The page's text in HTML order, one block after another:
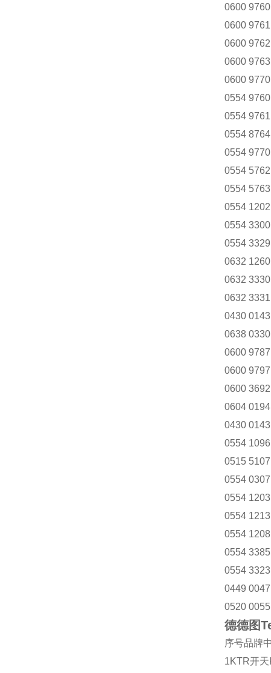
0600 9760
0600 9761
0600 9762
0600 9763
0600 9770
0554 9760
0554 9761
0554 8764
0554 9770
0554 5762
0554 5763
0554 1202
0554 3300
0554 3329
0632 1260
0632 3330
0632 3331
0430 0143
0638 0330
0600 9787
0600 9797
0600 3692
0604 0194
0430 0143
0554 1096
0515 5107
0554 0307
0554 1203
0554 1213
0554 1208
0554 3385
0554 3323
0449 0047
0520 0055
德德图
序号品牌
1KTR开天